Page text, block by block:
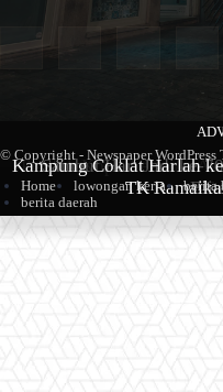
Produk Kopi Premium
Sambut Hari Jadi ke-
Kampung Coklat Harlah
TK
© Copyright - Newspaper WordPress
Home
lowongan kerja berita
berita daerah